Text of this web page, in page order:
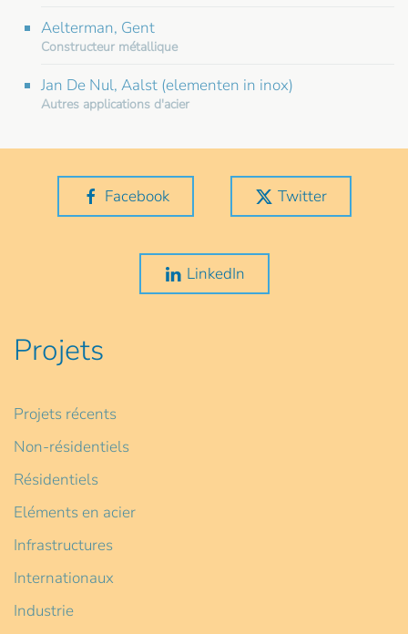
Aelterman, Gent
Constructeur métallique
Jan De Nul, Aalst (elementen in inox)
Autres applications d'acier
Facebook Twitter
LinkedIn
Projets
Projets récents
Non-résidentiels
Résidentiels
Eléments en acier
Infrastructures
Internationaux
Industrie